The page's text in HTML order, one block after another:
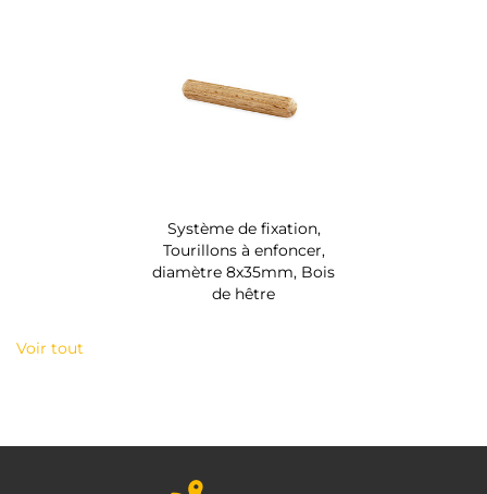
Système de fixation,
Tourillons à enfoncer,
diamètre 8x35mm, Bois
de hêtre
Voir tout